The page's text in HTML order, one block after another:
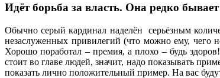
Идёт борьба за власть. Она редко
Обычно серый кардинал наделён серьёзным
незаслуженных привилегий (что можно ему, чего
Хорошо поработал – премия, а плохо – будь
стоит во главе людей, значит, надо показывать
показать лично положительный пример. На вас